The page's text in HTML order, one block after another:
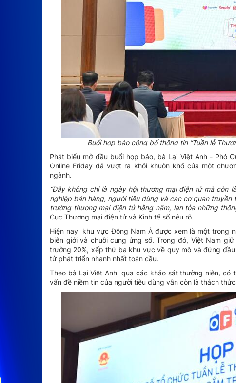
Buổi họp báo công bố thông tin “Tuần lễ
Phát biểu mở đầu buổi họp báo, bà Lại Việt Anh - Phó
Online Friday đã vượt ra khỏi khuôn khổ của một
ngành.
“Đây không chỉ là ngày hội thương mại điện tử mà còn
nghiệp bán hàng, người tiêu dùng và các cơ quan
trường thương mại điện tử hằng năm, lan tỏa những
Cục Thương mại điện tử và Kinh tế số nêu rõ.
Hiện nay, khu vực Đông Nam Á được xem là một trong
biên giới và chuỗi cung ứng số. Trong đó, Việt Nam
trưởng 20%, xếp thứ ba khu vực về quy mô và đứng
tử phát triển nhanh nhất toàn cầu.
Theo bà Lại Việt Anh, qua các khảo sát thường niên, có
vấn đề niềm tin của người tiêu dùng vẫn còn là thách